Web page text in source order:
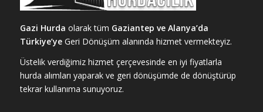
Gazi Hurda olarak tüm Gaziantep ve Alanya’da
Türkiye’yeGeri Dönüşüm alanında hizmet vermekteyiz.
Üstelik verdiğimiz hizmet çerçevesinde en iyi fiyatlarla
hurda alımları yaparak ve geri dönüşümde de dönüştürüp
tekrar kullanıma sunuyoruz.